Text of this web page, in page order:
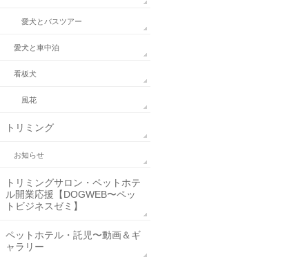
愛犬とバスツアー
愛犬と車中泊
看板犬
風花
トリミング
お知らせ
トリミングサロン・ペットホテ
ル開業応援【DOGWEB〜ペッ
トビジネスゼミ】
ペットホテル・託児〜動画＆ギ
ャラリー